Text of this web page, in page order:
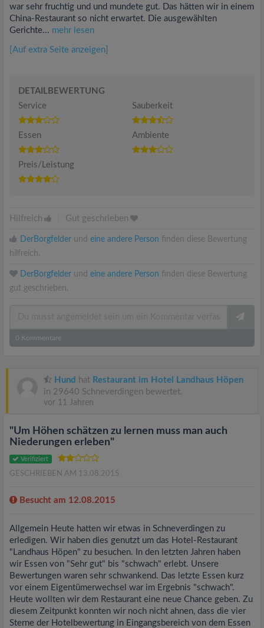
war sehr fruchtig und und mundete gut. Das hätten wir in einem
China-Restaurant so nicht erwartet. Die ausgewählten
Gerichte... mehr lesen
[Auf extra Seite anzeigen]
DETAILBEWERTUNG
Service
Sauberkeit
Essen Ambiente
Preis/Leistung
Hilfreich Gut geschrieben
DerBorgfelder und eine andere Person finden diese Bewertung
hilfreich.
DerBorgfelder und eine andere Person finden diese Bewertung
gut geschrieben.
0 Kommentare
Hund hat Restaurant im Hotel Landhaus Höpen
in 29640 Schneverdingen bewertet.
vor 11 Jahren
"Um Höhen schätzen zu lernen muss man auch
Niederungen erleben"
Verifiziert
GESCHRIEBEN AM 13.08.2015
Besucht am 12.08.2015
Allgemein Heute hatten wir etwas in Schneverdingen zu
erledigen. Wir haben dies genutzt um das Hotel-Restaurant
"Landhaus Höpen" zu besuchen. In den letzten Jahren haben
wir Essen von "Sehr gut" bis "schwach" erlebt. Unsere
Bewertungen waren sehr schwankend. Das letzte Essen kurz
vor einem Eigentümerwechsel war im Ergebnis "schwach".
Heute wollten wir dem Restaurant eine neue Chance geben. Zu
diesem Zeitpunkt konnten wir noch nicht ahnen, dass die vier
Sterne der Hotelbewertung in Eingangsbereich von dem Essen